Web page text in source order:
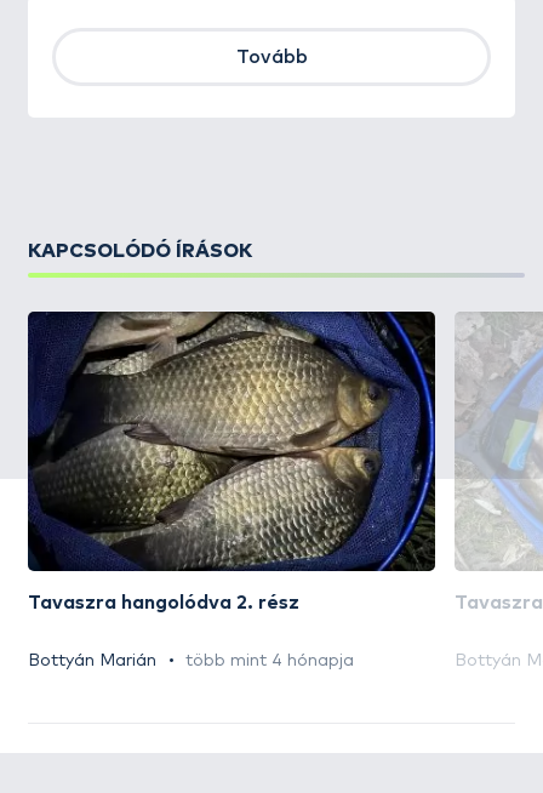
Tovább
KAPCSOLÓDÓ ÍRÁSOK
Tavaszra hangolódva 2. rész
Bottyán Marián több mint 4 hónapja Bottyán